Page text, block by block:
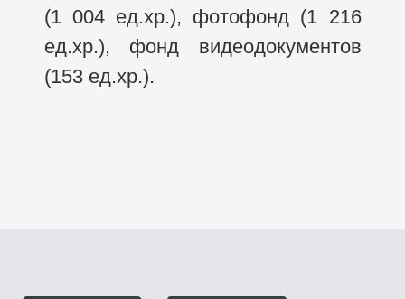
(1 004 ед.хр.), фотофонд (1 216
ед.хр.), фонд видеодокументов
(153 ед.хр.).